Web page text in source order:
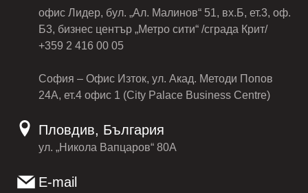
офис Лидер, бул. „Ал. Малинов“ 51, вх.Б, ет.3, оф.
Б3, бизнес център „Метро сити“ /сграда Крит/
+359 2 416 00 05
София – Офис Изток, ул. Акад. Методи Попов
24А, ет.4 офис 1 (City Palace Business Centre)
Пловдив, България
ул. „Никола Вапцаров“ 80А
E-mail